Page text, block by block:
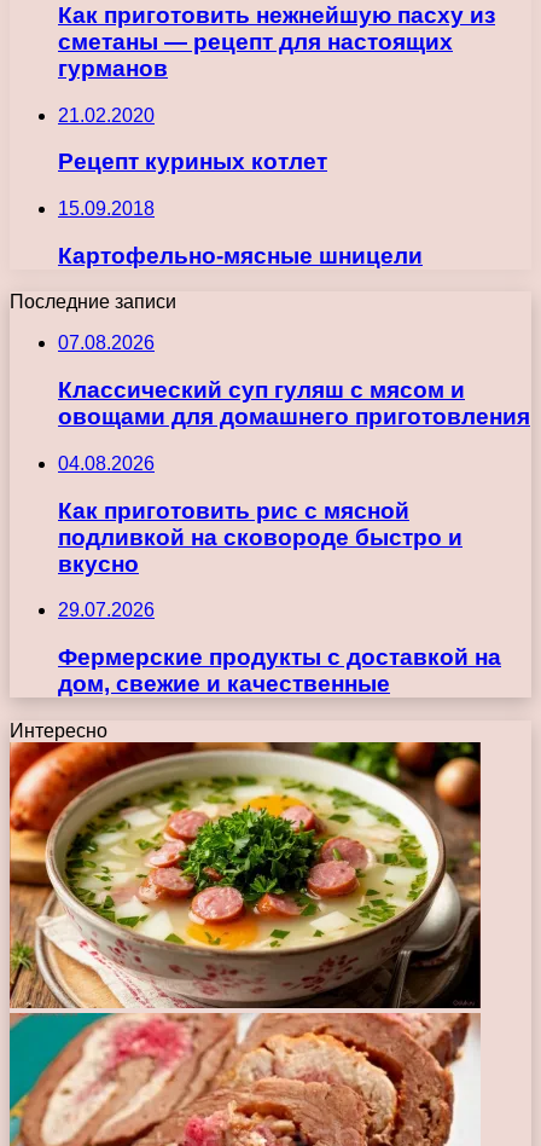
Как приготовить нежнейшую пасху из
сметаны — рецепт для настоящих
гурманов
21.02.2020
Рецепт куриных котлет
15.09.2018
Картофельно-мясные шницели
Последние записи
07.08.2026
Классический суп гуляш с мясом и
овощами для домашнего приготовления
04.08.2026
Как приготовить рис с мясной
подливкой на сковороде быстро и
вкусно
29.07.2026
Фермерские продукты с доставкой на
дом, свежие и качественные
Интересно